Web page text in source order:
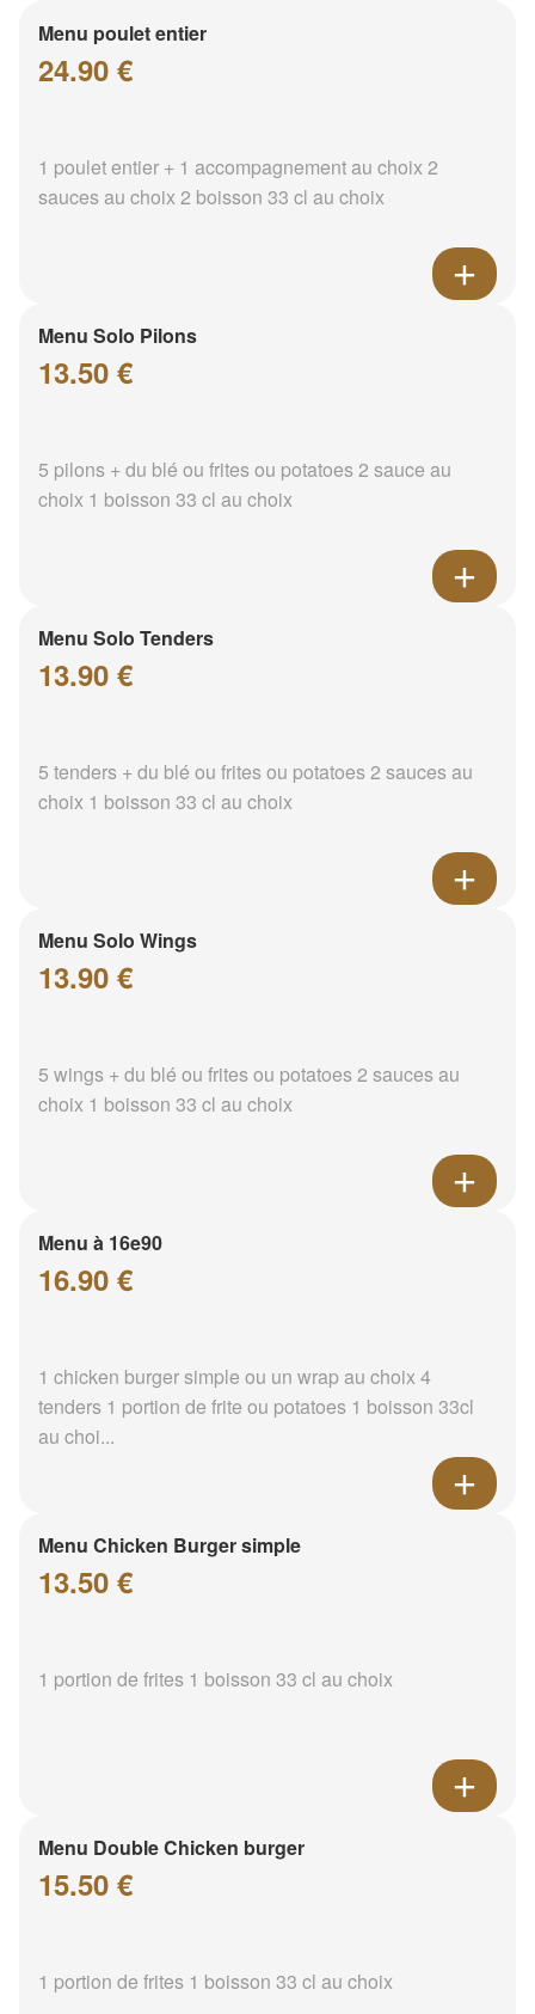
Menu poulet entier
24.90 €
1 poulet entier + 1 accompagnement au choix 2
sauces au choix 2 boisson 33 cl au choix
Menu Solo Pilons
13.50 €
5 pilons + du blé ou frites ou potatoes 2 sauce au
choix 1 boisson 33 cl au choix
Menu Solo Tenders
13.90 €
5 tenders + du blé ou frites ou potatoes 2 sauces au
choix 1 boisson 33 cl au choix
Menu Solo Wings
13.90 €
5 wings + du blé ou frites ou potatoes 2 sauces au
choix 1 boisson 33 cl au choix
Menu à 16e90
16.90 €
1 chicken burger simple ou un wrap au choix 4
tenders 1 portion de frite ou potatoes 1 boisson 33cl
au choi...
Menu Chicken Burger simple
13.50 €
1 portion de frites 1 boisson 33 cl au choix
Menu Double Chicken burger
15.50 €
1 portion de frites 1 boisson 33 cl au choix